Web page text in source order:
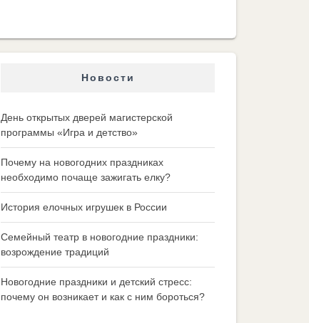
Новости
День открытых дверей магистерской
программы «Игра и детство»
Почему на новогодних праздниках
необходимо почаще зажигать елку?
История елочных игрушек в России
Семейный театр в новогодние праздники:
возрождение традиций
Новогодние праздники и детский стресс:
почему он возникает и как с ним бороться?